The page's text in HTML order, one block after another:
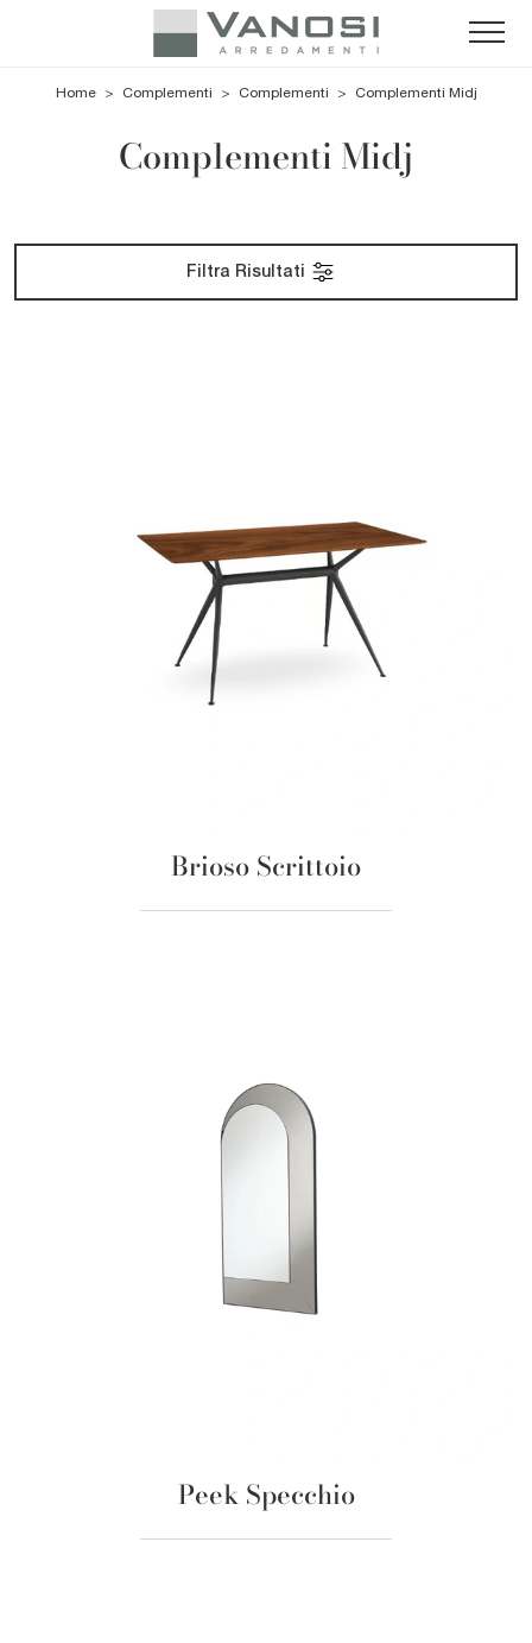
Home > Complementi > Complementi > Complementi Midj
Complementi Midj
Filtra Risultati
Brioso Scrittoio
Peek Specchio